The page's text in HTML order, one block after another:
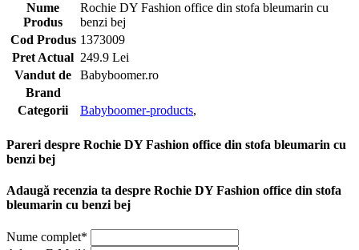
Nume
Produs
Rochie DY Fashion office din stofa bleumarin cu
benzi bej
Cod Produs 1373009
Pret Actual 249.9 Lei
Vandut de
Babyboomer.ro
Brand
Categorii
Babyboomer-products,
Pareri despre Rochie DY Fashion office din stofa bleumarin cu
benzi bej
Adaugă recenzia ta despre Rochie DY Fashion office din stofa
bleumarin cu benzi bej
Nume complet*